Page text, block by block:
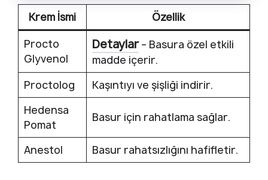
Krem İsmi
Özellik
Procto
Glyvenol
Detaylar– Basura özel etkili
madde içerir.
Proctolog
Kaşıntıyı ve şişliği indirir.
Hedensa
Pomat
Basur için rahatlama sağlar.
Anestol Basur rahatsızlığını hafifletir.